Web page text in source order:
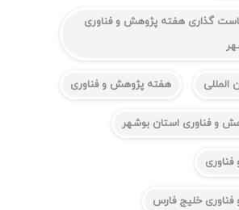
گذاری هفته پژوهش و فناوری
هفته پژوهش و فناوری
و فناوری استان بوشهر
فناوری
فناوری خلیج فارس